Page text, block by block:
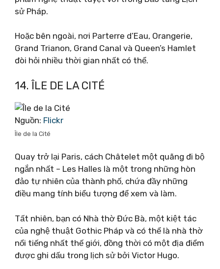
sử Pháp.
Hoặc bên ngoài, nơi Parterre d’Eau, Orangerie,
Grand Trianon, Grand Canal và Queen’s Hamlet
đòi hỏi nhiều thời gian nhất có thể.
14. ÎLE DE LA CITÉ
Nguồn: Flickr
Île de la Cité
Quay trở lại Paris, cách Châtelet một quãng đi bộ
ngắn nhất – Les Halles là một trong những hòn
đảo tự nhiên của thành phố, chứa đầy những
điều mang tính biểu tượng để xem và làm.
Tất nhiên, bạn có Nhà thờ Đức Bà, một kiệt tác
của nghệ thuật Gothic Pháp và có thể là nhà thờ
nổi tiếng nhất thế giới, đồng thời có một địa điểm
được ghi dấu trong lịch sử bởi Victor Hugo.